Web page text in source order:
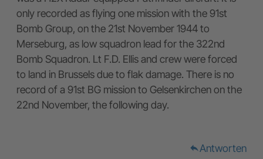
only recorded as flying one mission with the 91st
Bomb Group, on the 21st November 1944 to
Merseburg, as low squadron lead for the 322nd
Bomb Squadron. Lt F.D. Ellis and crew were forced
to land in Brussels due to flak damage. There is no
record of a 91st BG mission to Gelsenkirchen on the
22nd November, the following day.
replyAntworten